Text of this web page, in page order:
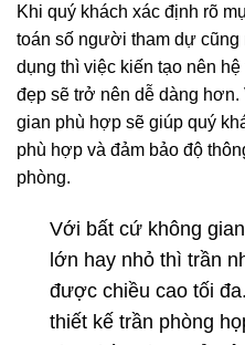
Khi quý khách xác định rõ
toán số người tham dự
dụng thì việc kiến tạo nên
đẹp sẽ trở nên dễ dàng
gian phù hợp sẽ giúp quý
phù hợp và đảm bảo độ
phòng.
Với bất cứ không
lớn hay nhỏ thì trần
được chiều cao tối
thiết kế trần phòng